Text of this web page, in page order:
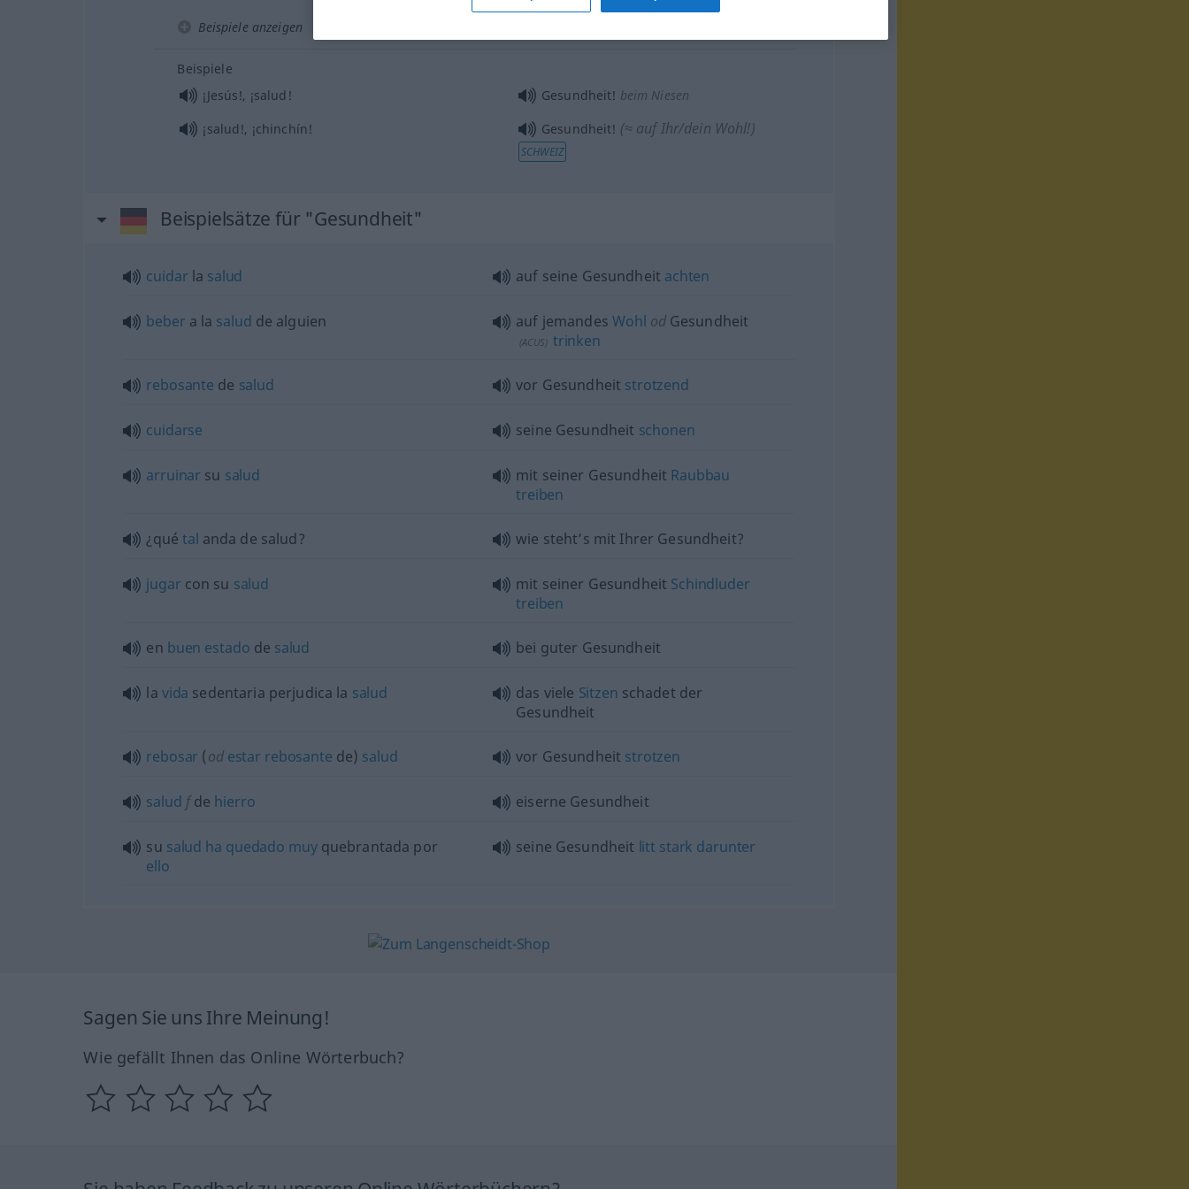
Beispiele anzeigen
Beispiele
¡Jesús!, ¡salud!
Gesundheit! beim Niesen
¡salud!, ¡chinchín!
Gesundheit! (≈ auf Ihr/dein Wohl!)
SCHWEIZ
Beispielsätze für "Gesundheit"
cuidar la salud auf seine Gesundheit achten
beber a la salud de alguien auf jemandes Wohl odGesundheit
(ACUS) trinken
rebosante de salud vor Gesundheit strotzend
cuidarse seine Gesundheit schonen
arruinar su salud mit seiner Gesundheit Raubbau
treiben
¿quétal anda de salud? wie steht’s mit Ihrer Gesundheit?
jugar con su salud mit seiner Gesundheit Schindluder
treiben
en buen estado de salud bei guter Gesundheit
la vida sedentaria perjudica la salud das viele Sitzen schadet der
Gesundheit
rebosar (odestar rebosante de) salud vor Gesundheit strotzen
salud fde hierro eiserne Gesundheit
su salud ha quedado muyquebrantada por
ello
seine Gesundheit litt stark darunter
Sagen Sie uns Ihre Meinung!
Wie gefällt Ihnen das Online Wörterbuch?